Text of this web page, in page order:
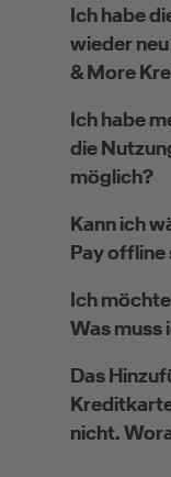
Ich habe
wieder
& More
Ich habe
die
möglich?
Kann ich
Pay offline
Ich
Was muss
Das
nicht.